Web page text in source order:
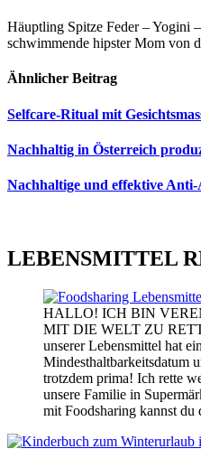
Häuptling Spitze Feder – Yogini
schwimmende hipster Mom von
Ähnlicher Beitrag
Selfcare-Ritual mit
Nachhaltig in Österreich
Nachhaltige und effektive
LEBENSMITTEL
HALLO! ICH BIN
MIT DIE WELT ZU
unserer Lebensmittel hat
Mindesthaltbarkeitsdatum
trotzdem prima! Ich rette
unsere Familie in
mit Foodsharing kannst du